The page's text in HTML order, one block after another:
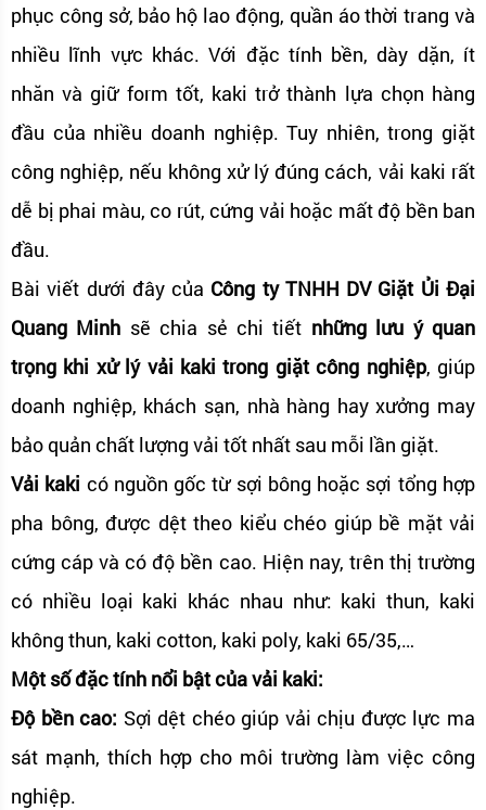
phục công sở, bảo hộ lao động, quần áo thời trang và
nhiều lĩnh vực khác. Với đặc tính bền, dày dặn, ít
nhăn và giữ form tốt, kaki trở thành lựa chọn hàng
đầu của nhiều doanh nghiệp. Tuy nhiên, trong giặt
công nghiệp, nếu không xử lý đúng cách, vải kaki rất
dễ bị phai màu, co rút, cứng vải hoặc mất độ bền ban
đầu.
Bài viết dưới đây của Công ty TNHH DV Giặt Ủi Đại
Quang Minh sẽ chia sẻ chi tiết những lưu ý quan
trọng khi xử lý vải kaki trong giặt công nghiệp, giúp
doanh nghiệp, khách sạn, nhà hàng hay xưởng may
bảo quản chất lượng vải tốt nhất sau mỗi lần giặt.
Vải kaki có nguồn gốc từ sợi bông hoặc sợi tổng hợp
pha bông, được dệt theo kiểu chéo giúp bề mặt vải
cứng cáp và có độ bền cao. Hiện nay, trên thị trường
có nhiều loại kaki khác nhau như: kaki thun, kaki
không thun, kaki cotton, kaki poly, kaki 65/35,…
Một số đặc tính nổi bật của vải kaki:
Độ bền cao: Sợi dệt chéo giúp vải chịu được lực ma
sát mạnh, thích hợp cho môi trường làm việc công
nghiệp.